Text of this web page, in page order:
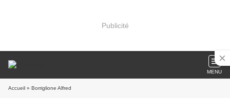
Publicité
MENU
Accueil » Borriglione Alfred